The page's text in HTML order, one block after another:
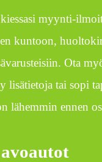
myynti-
kuntoon,
Ota
lisätietoja tai sopi
lähemmin ennen